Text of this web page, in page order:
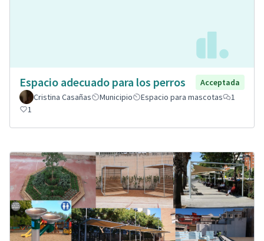
Espacio adecuado para los perros
Acceptada
Cristina Casañas
Municipio Espacio para mascotas
1
1